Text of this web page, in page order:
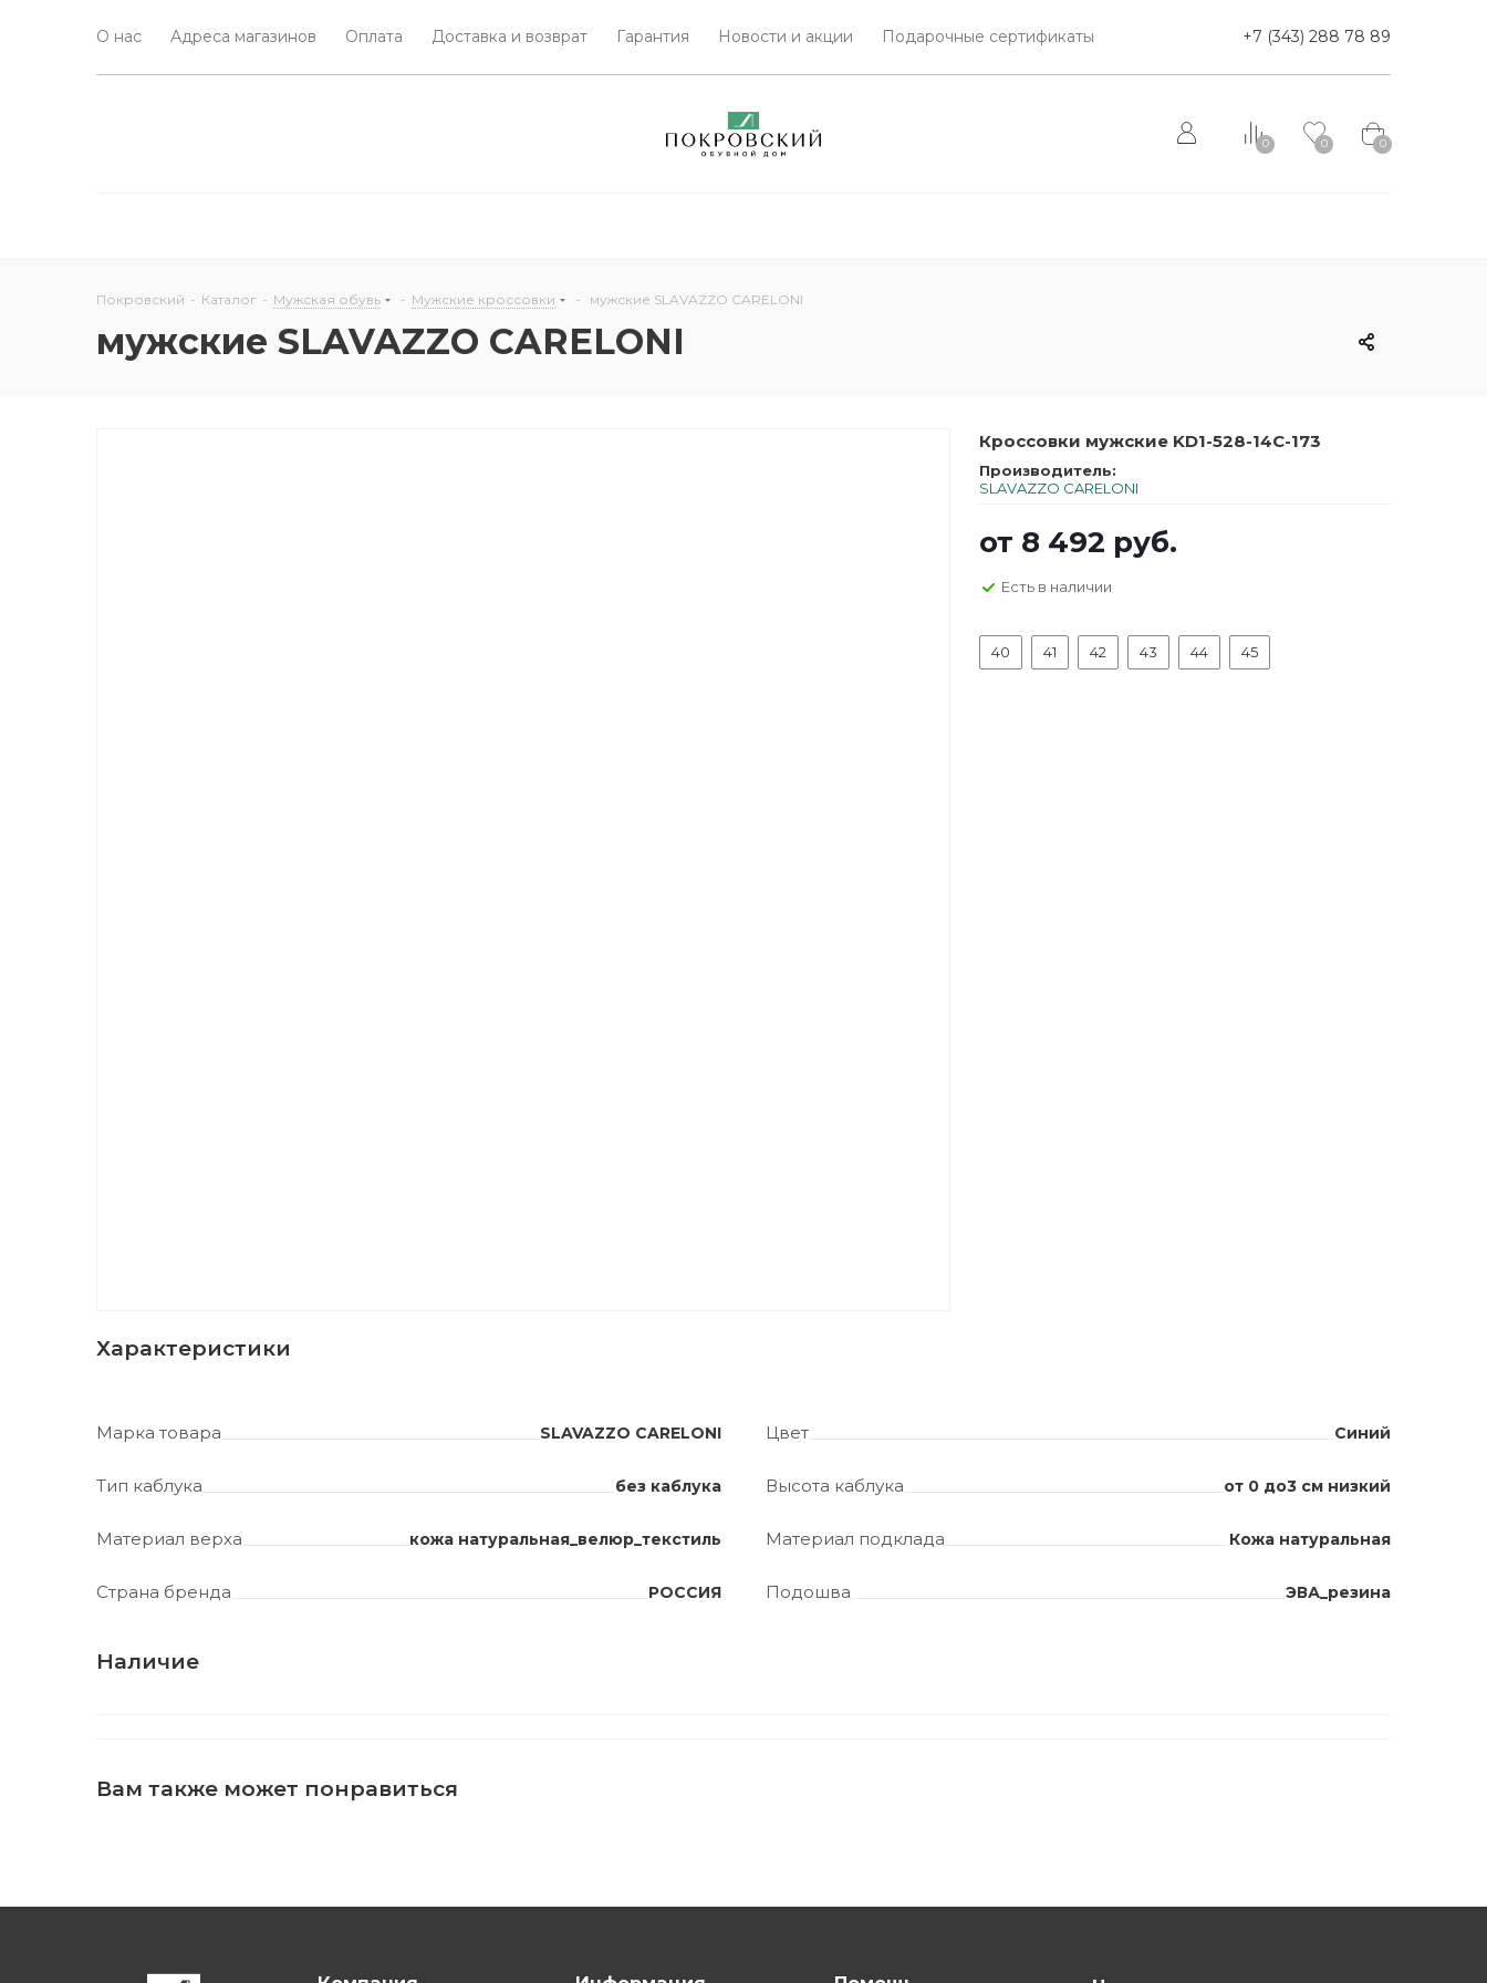
О нас Адреса магазинов Оплата Доставка и возврат Гарантия Новости и акции Подарочные сертификаты +7 (343) 288 78 89
0 0 0
Покровский - Каталог - Мужская обувь - Мужские кроссовки - мужские SLAVAZZO CARELONI
мужские SLAVAZZO CARELONI
Кроссовки мужские KD1-528-14C-173
Производитель:
SLAVAZZO CARELONI
от 8 492 руб.
Есть в наличии
40 41 42 43 44 45
Характеристики
Марка товара SLAVAZZO CARELONI Цвет Синий
Тип каблука без каблука Высота каблука от 0 до3 см низкий
Материал верха кожа натуральная_велюр_текстиль Материал подклада Кожа натуральная
Страна бренда РОССИЯ Подошва ЭВА_резина
Наличие
Вам также может понравиться